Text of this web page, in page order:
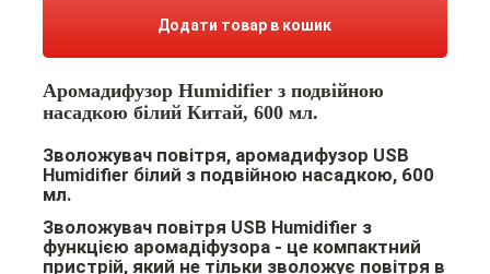
Додати товар в кошик
Аромадифузор Humidifier з подвійною
насадкою білий Китай, 600 мл.
Зволожувач повітря, аромадифузор USB
Humidifier білий з подвійною насадкою, 600
мл.
Зволожувач повітря USB Humidifier з
функцією аромадіфузора - це компактний
пристрій, який не тільки зволожує повітря в